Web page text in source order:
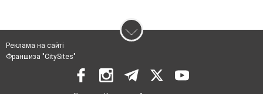
Реклама на сайті
Франшиза "CitySites"